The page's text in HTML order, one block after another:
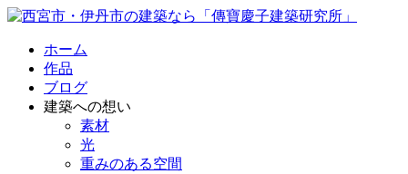
ホーム
作品
ブログ
建築への想い
素材
光
重みのある空間